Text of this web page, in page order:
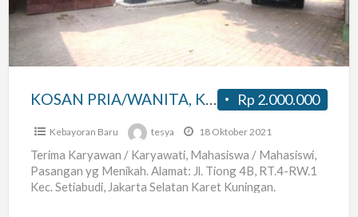
PASANGAN
YG
MENIKAH
KUNINGAN
JAKSEL
Rp 2.000.000
KOSAN PRIA/WANITA, KARYAWAN, MAHASISWI, PASANGAN YG MENIKAH KARET KUNINGAN JAKSEL
Kebayoran Baru tesya 18 Oktober 2021
Terima Karyawan / Karyawati, Mahasiswa / Mahasiswi,
Pasangan yg Menikah. Alamat: Jl. Tiong 4B, RT.4-RW.1
Kec. Setiabudi, Jakarta Selatan Karet Kuningan.